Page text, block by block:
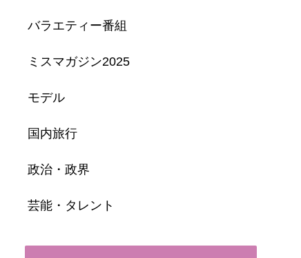
バラエティー番組
ミスマガジン2025
モデル
国内旅行
政治・政界
芸能・タレント